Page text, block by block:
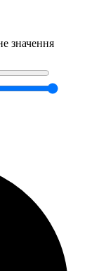
значення